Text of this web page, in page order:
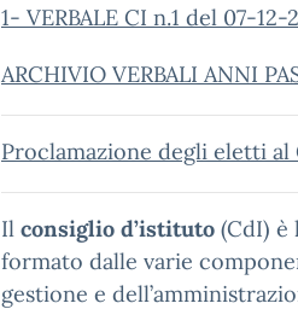
1- VERBALE CI n.1 del 07-12-
ARCHIVIO VERBALI ANNI
Proclamazione degli eletti
Il consiglio d’istituto (CdI) è
formato dalle varie
gestione e